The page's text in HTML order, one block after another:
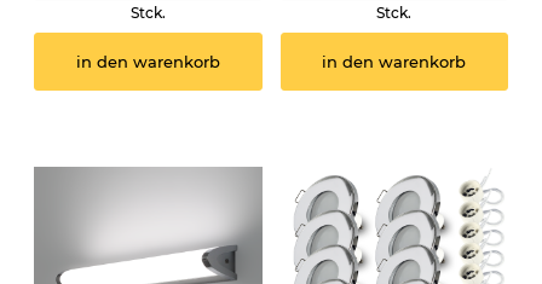
Stck.
in den warenkorb
Stck.
in den warenkorb